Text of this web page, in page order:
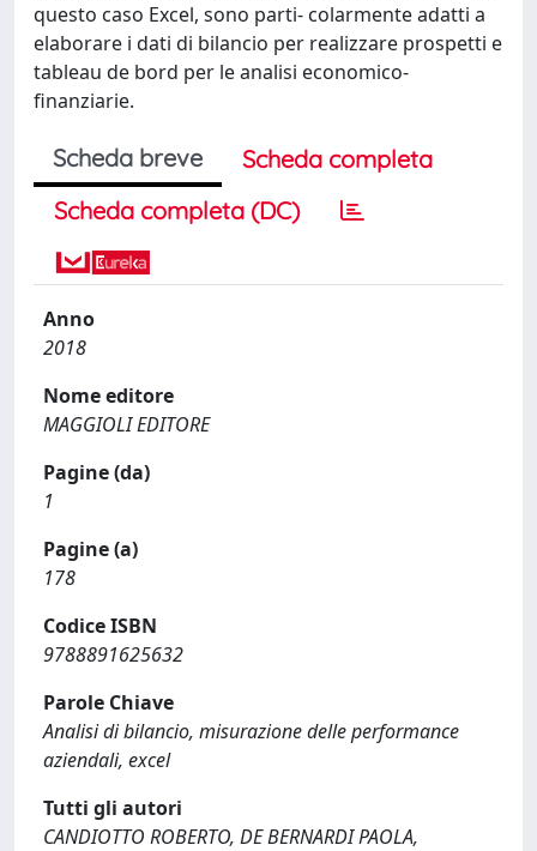
questo caso Excel, sono parti- colarmente adatti a
elaborare i dati di bilancio per realizzare prospetti e
tableau de bord per le analisi economico-
finanziarie.
Scheda breve
Scheda completa
Scheda completa (DC)
Anno
2018
Nome editore
MAGGIOLI EDITORE
Pagine (da)
1
Pagine (a)
178
Codice ISBN
9788891625632
Parole Chiave
Analisi di bilancio, misurazione delle performance
aziendali, excel
Tutti gli autori
CANDIOTTO ROBERTO, DE BERNARDI PAOLA,